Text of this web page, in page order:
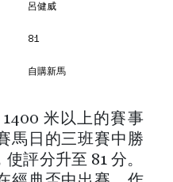
呂健威
81
自購新馬
米以上的賽事
馬日的三班賽中勝
評分升至 81 分。